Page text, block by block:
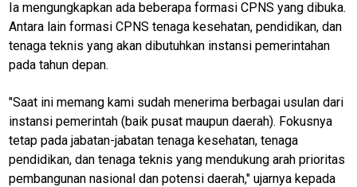
Ia mengungkapkan ada beberapa formasi CPNS yang dibuka.
Antara lain formasi CPNS tenaga kesehatan, pendidikan, dan
tenaga teknis yang akan dibutuhkan instansi pemerintahan
pada tahun depan.
"Saat ini memang kami sudah menerima berbagai usulan dari
instansi pemerintah (baik pusat maupun daerah). Fokusnya
tetap pada jabatan-jabatan tenaga kesehatan, tenaga
pendidikan, dan tenaga teknis yang mendukung arah prioritas
pembangunan nasional dan potensi daerah," ujarnya kepada